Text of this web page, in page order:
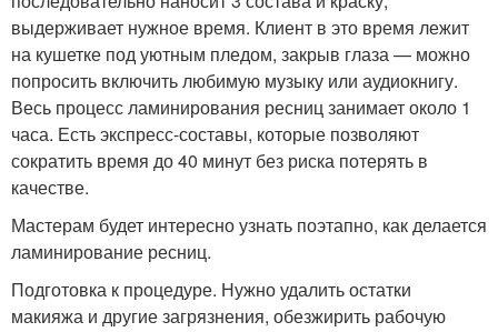
выдерживает нужное время. Клиент в это время лежит
на кушетке под уютным пледом, закрыв глаза — можно
попросить включить любимую музыку или аудиокнигу.
Весь процесс ламинирования ресниц занимает около 1
часа. Есть экспресс-составы, которые позволяют
сократить время до 40 минут без риска потерять в
качестве.
Мастерам будет интересно узнать поэтапно, как делается
ламинирование ресниц.
Подготовка к процедуре. Нужно удалить остатки
макияжа и другие загрязнения, обезжирить рабочую